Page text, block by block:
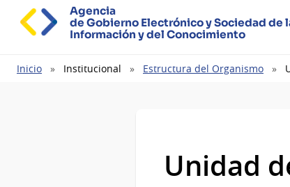
Agencia
de Gobierno Electrónico y Sociedad de
Información y del Conocimiento
Ruta
Inicio Institucional Estructura del Organismo
Unidad